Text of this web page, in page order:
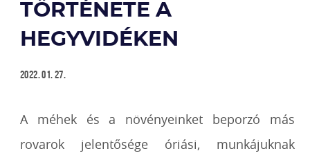
TÖRTÉNETE A
HEGYVIDÉKEN
2022. 01. 27.
A méhek és a növényeinket beporzó más
rovarok jelentősége óriási, munkájuknak